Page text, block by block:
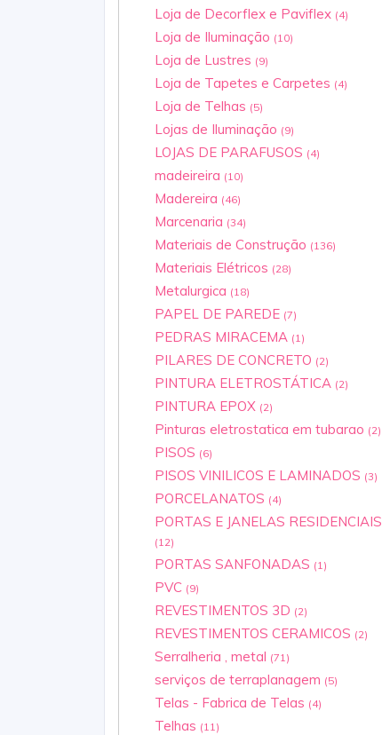
Loja de Decorflex e Paviflex (4)
Loja de Iluminação (10)
Loja de Lustres (9)
Loja de Tapetes e Carpetes (4)
Loja de Telhas (5)
Lojas de Iluminação (9)
LOJAS DE PARAFUSOS (4)
madeireira (10)
Madereira (46)
Marcenaria (34)
Materiais de Construção (136)
Materiais Elétricos (28)
Metalurgica (18)
PAPEL DE PAREDE (7)
PEDRAS MIRACEMA (1)
PILARES DE CONCRETO (2)
PINTURA ELETROSTÁTICA (2)
PINTURA EPOX (2)
Pinturas eletrostatica em tubarao (2)
PISOS (6)
PISOS VINILICOS E LAMINADOS (3)
PORCELANATOS (4)
PORTAS E JANELAS RESIDENCIAIS
(12)
PORTAS SANFONADAS (1)
PVC (9)
REVESTIMENTOS 3D (2)
REVESTIMENTOS CERAMICOS (2)
Serralheria , metal (71)
serviços de terraplanagem (5)
Telas - Fabrica de Telas (4)
Telhas (11)